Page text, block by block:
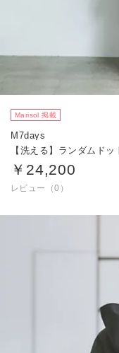
Marisol 掲載
M7days
【洗える】ランダムドッ
￥24,200